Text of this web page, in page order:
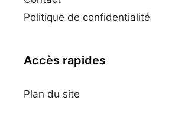
Politique de confidentialité
Accès rapides
Plan du site